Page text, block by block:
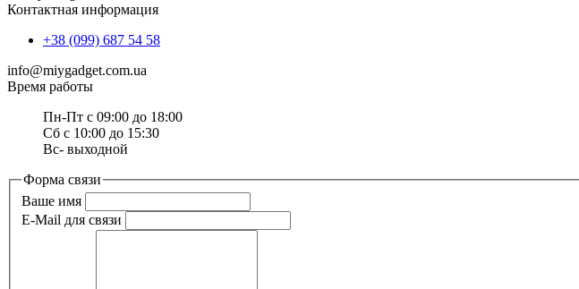
Контактная информация
+38 (099) 687 54 58
info@miygadget.com.ua
Время работы
Пн-Пт с 09:00 до 18:00
Сб с 10:00 до 15:30
Вс- выходной
Форма связи
Ваше имя
E-Mail для связи